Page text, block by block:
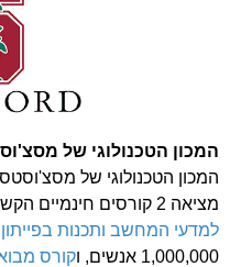
המכון הטכנולוגי של
מציאה 2 קורסים חינמיים הקשורים למדעי נתונים:
למדעי המחשב ותכנות בפייתון
1,000,000 אנשים, ו
קורס